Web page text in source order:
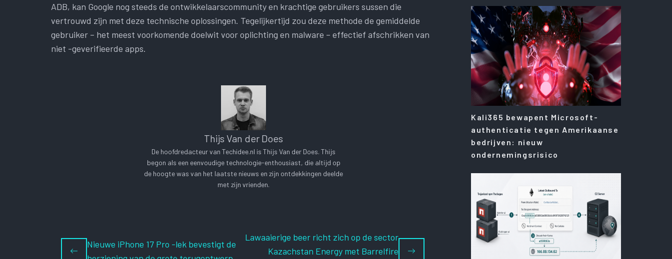
ADB, kan Google nog steeds de ontwikkelaarscommunity en krachtige gebruikers sussen die
vertrouwd zijn met deze technische oplossingen. Tegelijkertijd zou deze methode de gemiddelde
gebruiker – het meest voorkomende doelwit voor oplichting en malware – effectief afschrikken van
niet -geverifieerde apps.
Thijs Van der Does
De hoofdredacteur van Techidee.nl is Thijs Van der Does. Thijs
begon als een eenvoudige technologie-enthousiast, die altijd op
de hoogte was van het laatste nieuws en zijn ontdekkingen deelde
met zijn vrienden.
Nieuwe iPhone 17 Pro -lek bevestigt de
Lawaaierige beer richt zich op de sector
Kazachstan Energy met Barrelfire
Kali365 bewapent Microsoft-
authenticatie tegen Amerikaanse
bedrijven: nieuw
ondernemingsrisico